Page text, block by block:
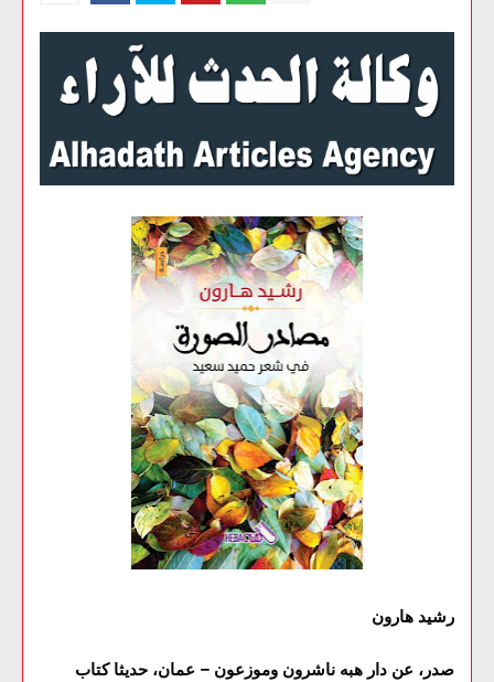
رشيد هارون
صدر، عن دار هبه ناشرون وموزعون – عمان، حديثا كتاب